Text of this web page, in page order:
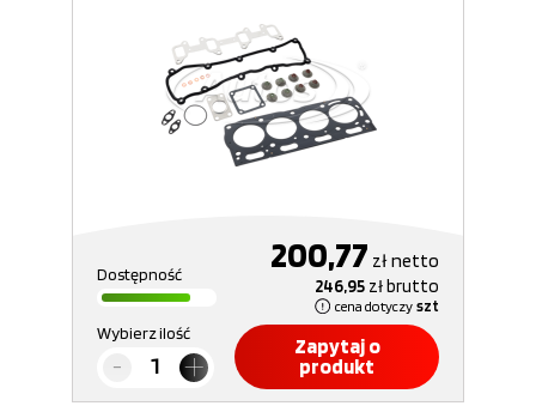
Dostępność 200,77 złnetto
246,95 złbrutto
cena dotyczy szt
Wybierz ilość
Zapytaj o
produkt